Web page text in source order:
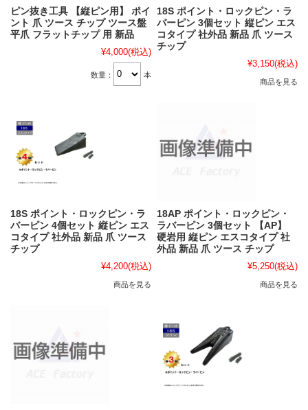
ピン抜き工具 【縦ピン用】 ポイ
ント 爪 ツース チップ ツース盤
平爪 フラットチップ 用 新品
¥4,000(税込)
数量： 本
18S ポイント・ロックピン・ラ
バーピン 3個セット 縦ピン エス
コタイプ 社外品 新品 爪 ツース
チップ
¥3,150(税込)
商品を見る
18S ポイント・ロックピン・ラ
バーピン 4個セット 縦ピン エス
コタイプ 社外品 新品 爪 ツース
チップ
¥4,200(税込)
商品を見る
18AP ポイント・ロックピン・
ラバーピン 3個セット 【AP】
硬岩用 縦ピン エスコタイプ 社
外品 新品 爪 ツース チップ
¥5,250(税込)
商品を見る